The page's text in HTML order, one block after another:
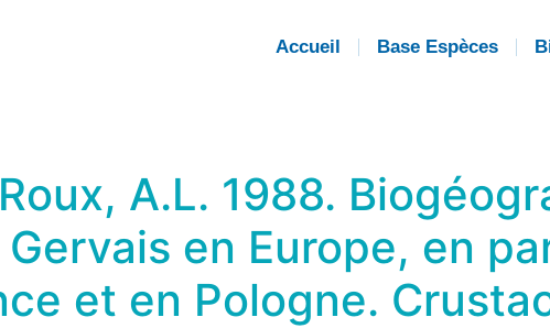
Accueil Base Espèces
A.L. 1988.
en Europe, en
et en Pologne.